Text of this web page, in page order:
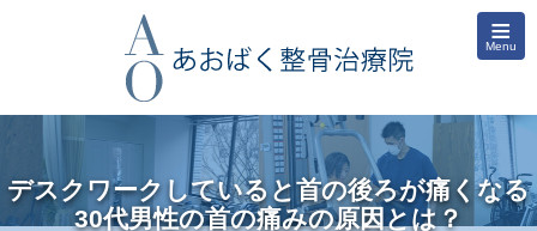
≡
Menu
デスクワークしていると首の後ろが痛くなる
30代男性の首の痛みの原因とは？